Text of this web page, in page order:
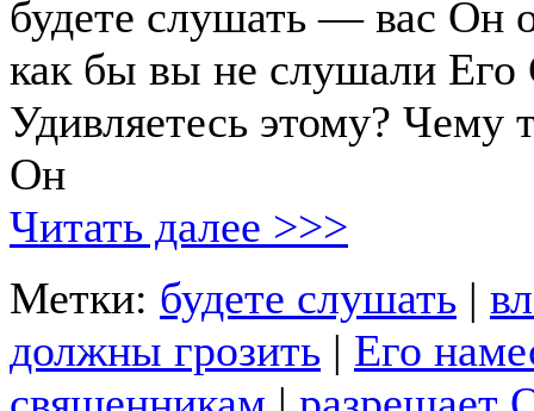
будете слушать — вас Он
как бы вы не слушали Его
Удивляетесь этому? Чему
Он
Читать далее >>>
Метки: будете слушать |
должны грозить | Его